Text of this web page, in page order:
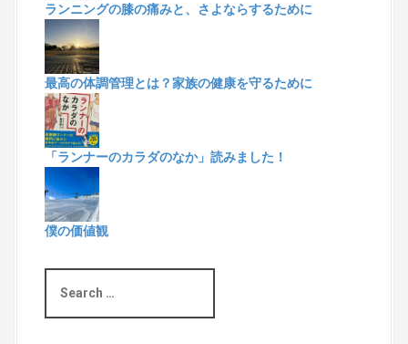
ランニングの膝の痛みと、さよならするために
最高の体調管理とは？家族の健康を守るために
「ランナーのカラダのなか」読みました！
僕の価値観
a